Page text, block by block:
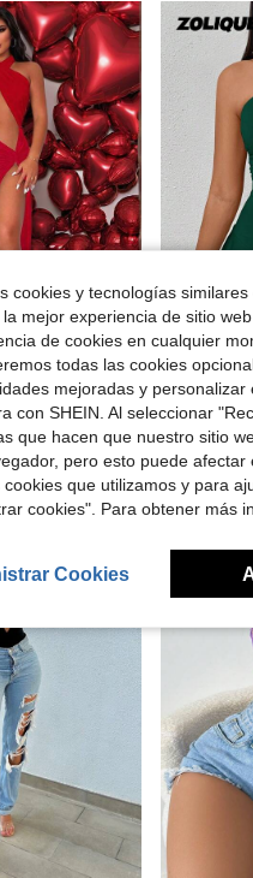
de $4.88
descubierta cruzada y abertura alta en el bajo, sexy
11
-29% Zolique
$9.75
con cupón
cookies y tecnologías
mejor experiencia de sitio
de cookies en cualquier
todas las cookies
mejoradas y
con SHEIN. Al seleccionar
que hacen que nuestro sitio
pero esto puede
que utilizamos y para
cookies". Para obtener más
Cookies